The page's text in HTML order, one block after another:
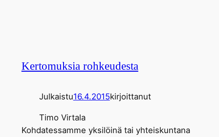
Kertomuksia rohkeudesta
Julkaistu16.4.2015kirjoittanut
Timo Virtala
Kohdatessamme yksilöinä tai yhteiskuntana